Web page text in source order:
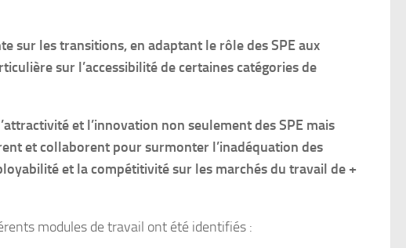
sur les transitions, en adaptant le rôle des SPE aux
sur l’accessibilité de certaines catégories de
et l’innovation non seulement des SPE mais
et collaborent pour surmonter l’inadéquation des
et la compétitivité sur les marchés du travail de +
modules de travail ont été identifiés :